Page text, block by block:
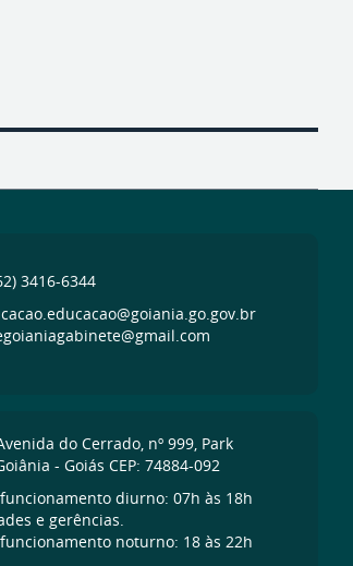
3416-6344
do Cerrado, nº 999, Park
- Goiás CEP: 74884-092
diurno: 07h às 18h
e gerências.
noturno: 18 às 22h